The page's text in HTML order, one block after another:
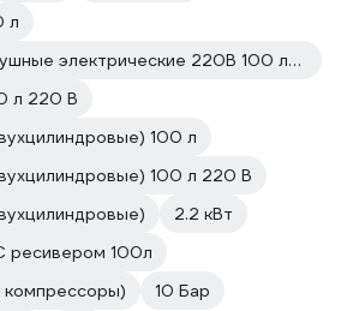
л
Компрессоры воздушные электрические 220В 100 литров
л 220 В
100 л
100 л 220 В
2.2 кВт
ресивером 100л
10 Бар